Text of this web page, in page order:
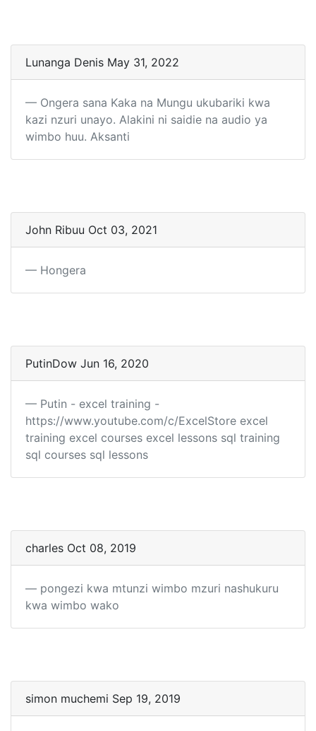
Lunanga Denis May 31, 2022
Ongera sana Kaka na Mungu ukubariki kwa
kazi nzuri unayo. Alakini ni saidie na audio ya
wimbo huu. Aksanti
John Ribuu Oct 03, 2021
Hongera
PutinDow Jun 16, 2020
Putin - excel training -
https://www.youtube.com/c/ExcelStore excel
training excel courses excel lessons sql training
sql courses sql lessons
charles Oct 08, 2019
pongezi kwa mtunzi wimbo mzuri nashukuru
kwa wimbo wako
simon muchemi Sep 19, 2019